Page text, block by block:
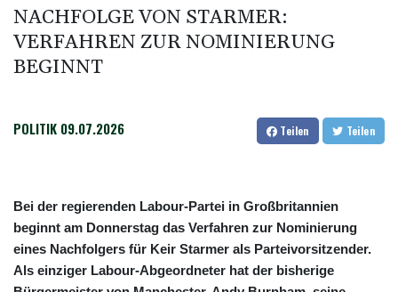
NACHFOLGE VON STARMER:
VERFAHREN ZUR NOMINIERUNG
BEGINNT
POLITIK 09.07.2026 Teilen Teilen
Bei der regierenden Labour-Partei in Großbritannien
beginnt am Donnerstag das Verfahren zur Nominierung
eines Nachfolgers für Keir Starmer als Parteivorsitzender.
Als einziger Labour-Abgeordneter hat der bisherige